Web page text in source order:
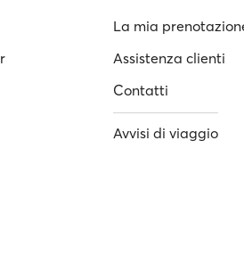
La mia
Assistenza clienti
Contatti
Avvisi di viaggio